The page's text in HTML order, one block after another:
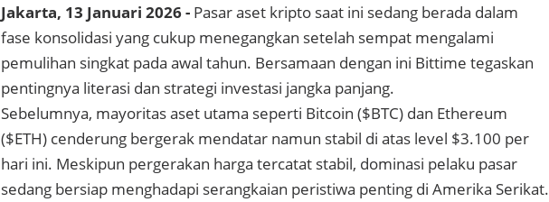
Jakarta, 13 Januari 2026 - Pasar aset kripto saat ini sedang berada dalam
fase konsolidasi yang cukup menegangkan setelah sempat mengalami
pemulihan singkat pada awal tahun. Bersamaan dengan ini Bittime tegaskan
pentingnya literasi dan strategi investasi jangka panjang.
Sebelumnya, mayoritas aset utama seperti Bitcoin ($BTC) dan Ethereum
($ETH) cenderung bergerak mendatar namun stabil di atas level $3.100 per
hari ini. Meskipun pergerakan harga tercatat stabil, dominasi pelaku pasar
sedang bersiap menghadapi serangkaian peristiwa penting di Amerika Serikat.